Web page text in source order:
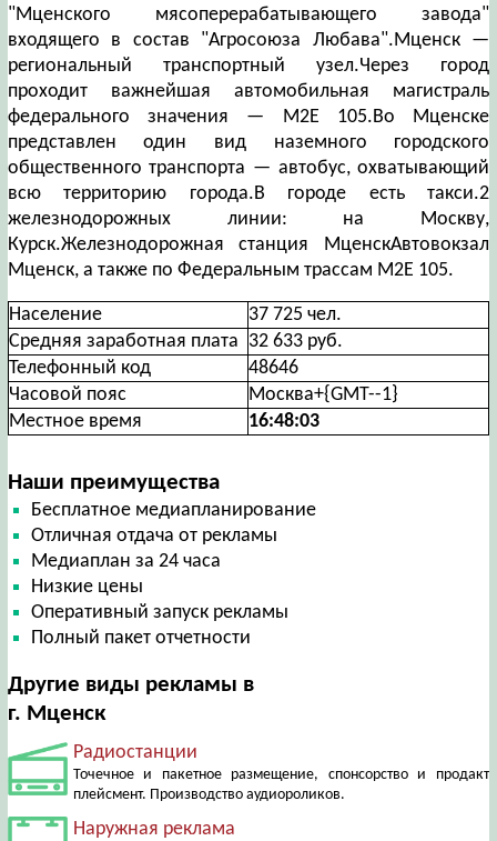
"Мценского мясоперерабатывающего завода"
входящего в состав "Агросоюза Любава".Мценск —
региональный транспортный узел.Через город
проходит важнейшая автомобильная магистраль
федерального значения — М2E 105.Во Мценске
представлен один вид наземного городского
общественного транспорта — автобус, охватывающий
всю территорию города.В городе есть такси.2
железнодорожных линии: на Москву,
Курск.Железнодорожная станция МценскАвтовокзал
Мценск, а также по Федеральным трассам М2E 105.
Население
37 725 чел.
Средняя заработная плата 32 633 руб.
Телефонный код
48646
Часовой пояс
Москва+{GMT--1}
Местное время
16:48:04
Наши преимущества
Бесплатное медиапланирование
Отличная отдача от рекламы
Медиаплан за 24 часа
Низкие цены
Оперативный запуск рекламы
Полный пакет отчетности
Другие виды рекламы в
г. Мценск
Радиостанции
Точечное и пакетное размещение, спонсорство и продакт
плейсмент. Производство аудиороликов.
Наружная реклама